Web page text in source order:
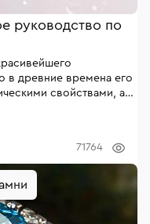
руководство по
в древние времена его
свойствами, а
с этим
первенства в списке
71764